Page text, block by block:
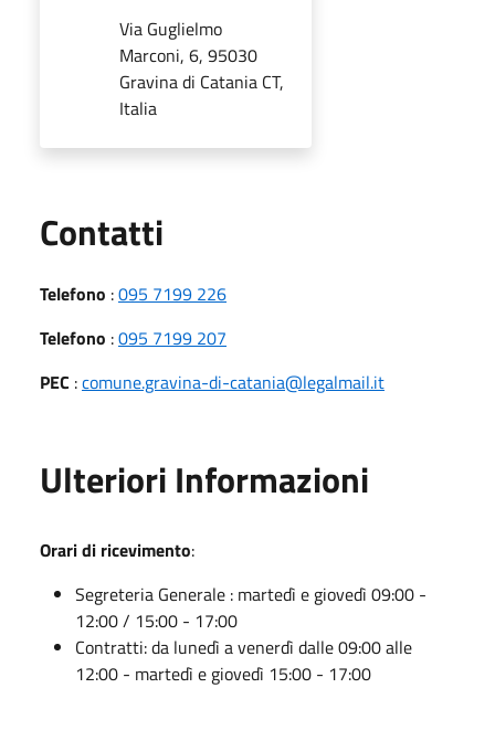
Via Guglielmo
Marconi, 6, 95030
Gravina di Catania CT,
Italia
Contatti
Telefono :095 7199 226
Telefono :095 7199 207
PEC :comune.gravina-di-catania@legalmail.it
Ulteriori Informazioni
Orari di ricevimento:
Segreteria Generale : martedì e giovedì 09:00 -
12:00 / 15:00 - 17:00
Contratti: da lunedì a venerdì dalle 09:00 alle
12:00 - martedì e giovedì 15:00 - 17:00